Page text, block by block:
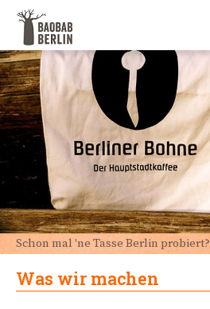
Schon mal 'ne Tasse Berlin probiert?
Was wir machen